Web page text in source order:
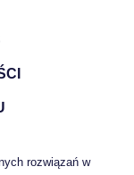
rozwiązań w